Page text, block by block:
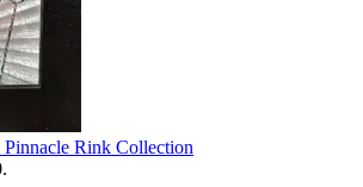
Rink Collection
.